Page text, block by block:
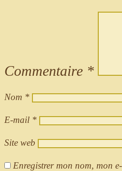
Commentaire *
Nom *
E-mail *
Site web
Enregistrer mon nom, mon